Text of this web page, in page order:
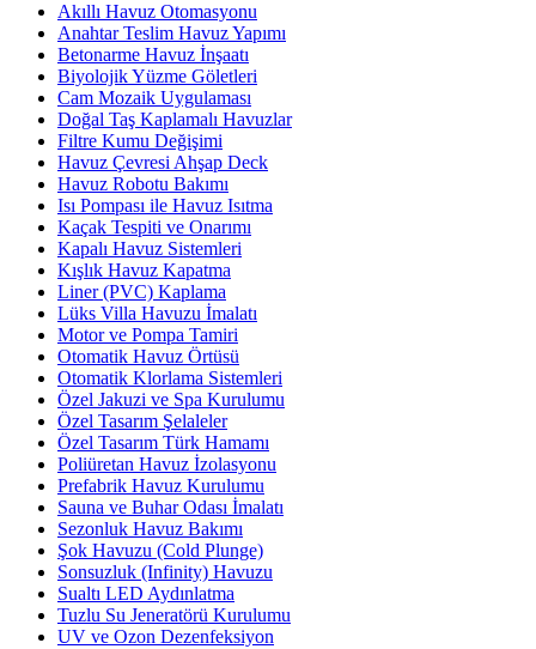
Akıllı Havuz Otomasyonu
Anahtar Teslim Havuz Yapımı
Betonarme Havuz İnşaatı
Biyolojik Yüzme Göletleri
Cam Mozaik Uygulaması
Doğal Taş Kaplamalı Havuzlar
Filtre Kumu Değişimi
Havuz Çevresi Ahşap Deck
Havuz Robotu Bakımı
Isı Pompası ile Havuz Isıtma
Kaçak Tespiti ve Onarımı
Kapalı Havuz Sistemleri
Kışlık Havuz Kapatma
Liner (PVC) Kaplama
Lüks Villa Havuzu İmalatı
Motor ve Pompa Tamiri
Otomatik Havuz Örtüsü
Otomatik Klorlama Sistemleri
Özel Jakuzi ve Spa Kurulumu
Özel Tasarım Şelaleler
Özel Tasarım Türk Hamamı
Poliüretan Havuz İzolasyonu
Prefabrik Havuz Kurulumu
Sauna ve Buhar Odası İmalatı
Sezonluk Havuz Bakımı
Şok Havuzu (Cold Plunge)
Sonsuzluk (Infinity) Havuzu
Sualtı LED Aydınlatma
Tuzlu Su Jeneratörü Kurulumu
UV ve Ozon Dezenfeksiyon